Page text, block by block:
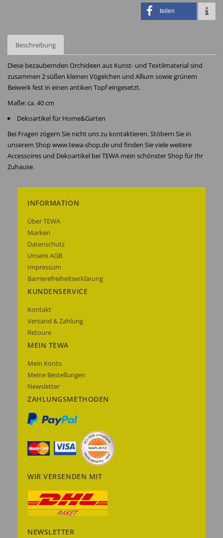
teilen
Beschreibung
Diese bezaubernden Orchideen aus Kunst- und Textilmaterial sind
zusammen 2 süßen kleinen Vögelchen und Allium sowie grünem
Beiwerk fest in einen antiken Topf eingesetzt.
Maße: ca. 40 cm
Dekoartikel für Home&Garten
Bei Fragen zögern Sie nicht uns zu kontaktieren. Stöbern Sie in
unserem Shop www.tewa-shop.de und finden Sie viele weitere
Accessoires und Dekoartikel bei TEWA mein schönster Shop für Ihr
Zuhause.
INFORMATION
Über TEWA
Marken
Datenschutz
Unsere AGB
Impressum
Barrierefreiheitserklärung
KUNDENSERVICE
Kontakt
Versand & Zahlung
Retoure
MEIN TEWA
Mein Konto
Meine Bestellungen
Newsletter
ZAHLUNGSMETHODEN
WIR VERSENDEN MIT
NEWSLETTER